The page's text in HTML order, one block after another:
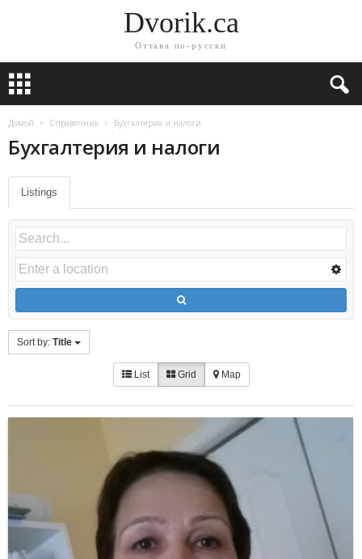
Dvorik.ca
Оттава по-русски
Домой Справочник Бухгалтерия и налоги
Бухгалтерия и налоги
Listings
Sort by: Title
List Grid Map